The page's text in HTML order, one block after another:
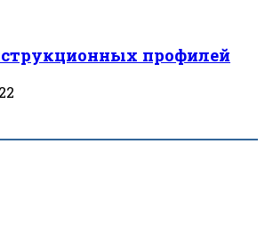
профилей